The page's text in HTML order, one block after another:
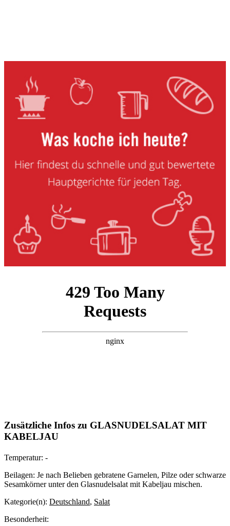
Zusätzliche Infos zu GLASNUDELSALAT MIT
KABELJAU
Temperatur: -
Beilagen: Je nach Belieben gebratene Garnelen, Pilze oder schwarze
Sesamkörner unter den Glasnudelsalat mit Kabeljau mischen.
Kategorie(n): Deutschland, Salat
Besonderheit: